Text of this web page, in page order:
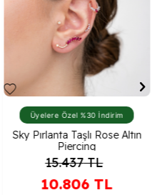
Üyelere Özel %30 İndirim
Sky Pırlanta Taşlı Rose Altın
Piercing
15.437TL
10.806TL